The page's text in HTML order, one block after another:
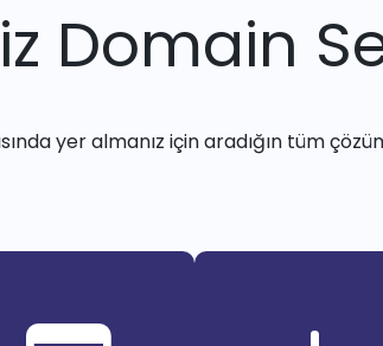
Domain
yer almanız için aradığın tüm